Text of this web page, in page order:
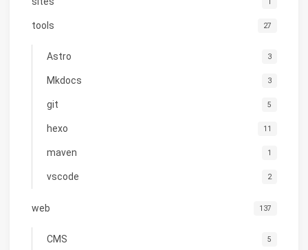
tools 27
Astro 3
Mkdocs 3
git 5
hexo 11
maven 1
vscode 2
web 137
CMS 5